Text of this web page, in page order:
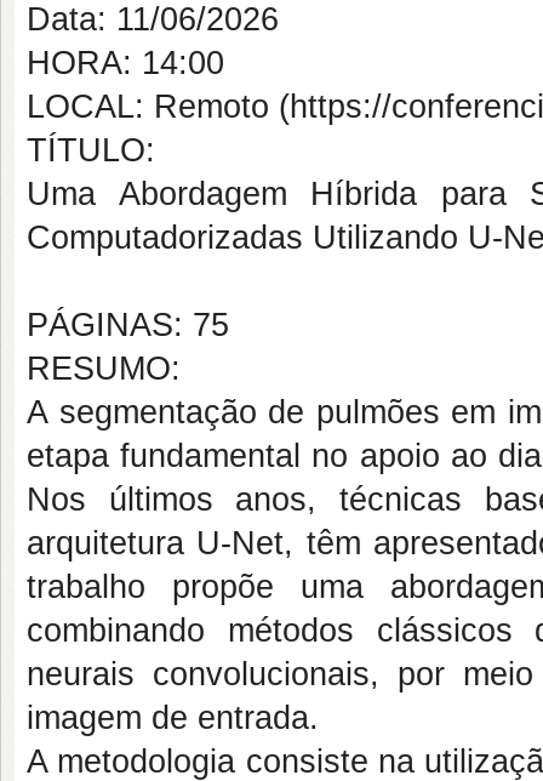
Data: 11/06/2026
HORA: 14:00
LOCAL: Remoto (https://
TÍTULO:
Uma Abordagem Híbrida para
Computadorizadas Utilizando U-
PÁGINAS: 75
RESUMO:
A segmentação de pulmões em
etapa fundamental no apoio ao
Nos últimos anos, técnicas
arquitetura U-Net, têm
trabalho propõe uma
combinando métodos
neurais convolucionais, por
imagem de entrada.
A metodologia consiste na